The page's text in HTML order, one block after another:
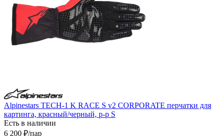
Alpinestars TECH-1 K RACE S v2 CORPORATE перчатки для
картинга, красный/черный, р-р S
Есть в наличии
6 200 ₽/пар